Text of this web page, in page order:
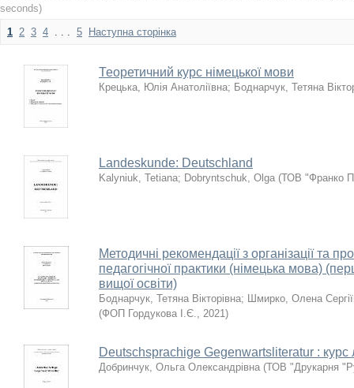
seconds)
1 2 3 4 . . . 5 Наступна сторінка
Теоретичний курс німецької мови
Крецька, Юлія Анатоліївна; Боднарчук, Тетяна
Landeskunde: Deutschland
Kalyniuk, Tetiana; Dobryntschuk, Olga (ТОВ "Франко
Методичні рекомендації з організації та
педагогічної практики (німецька мова)
вищої освіти)
Боднарчук, Тетяна Вікторівна; Шмирко, Олена
(ФОП Гордукова І.Є., 2021)
Deutschsprachige Gegenwartsliteratur : курс
Добринчук, Ольга Олександрівна (ТОВ "Друкарня